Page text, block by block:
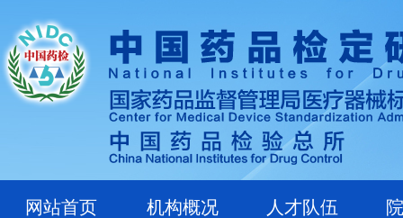
网站首页 机构概况 人才队伍